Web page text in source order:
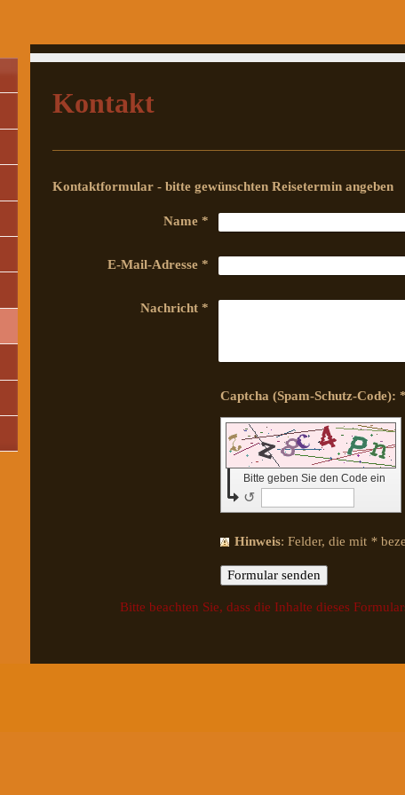
Kontakt
Kontaktformular - bitte gewünschten Reisetermin angeben
Name *
E-Mail-Adresse *
Nachricht *
Captcha (Spam-Schutz-Code): *
Bitte geben Sie den Code ein
↺
Hinweis : Felder, die mit *
Bitte beachten Sie, dass die Inhalte dieses